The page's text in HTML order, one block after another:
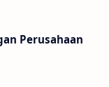
Perusahaan